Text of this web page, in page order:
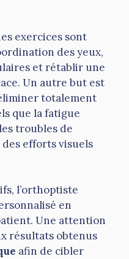
exercices sont
des yeux,
et rétablir une
Un autre but est
totalement
que la fatigue
troubles de
efforts visuels
l’orthoptiste
en
Une attention
résultats obtenus
afin de cibler